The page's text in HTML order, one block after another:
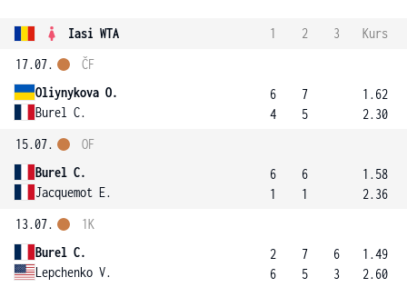
Iasi WTA 1 2 3
Kurs
17.07.
Oliynykova O.
Burel C.
ČF
6
4
7
5
1.62
2.30
15.07.
Burel C.
Jacquemot E.
OF
6
1
6
1
1.58
2.36
13.07.
Burel C.
Lepchenko V.
1K
2
6
7
5
6
3
1.49
2.60